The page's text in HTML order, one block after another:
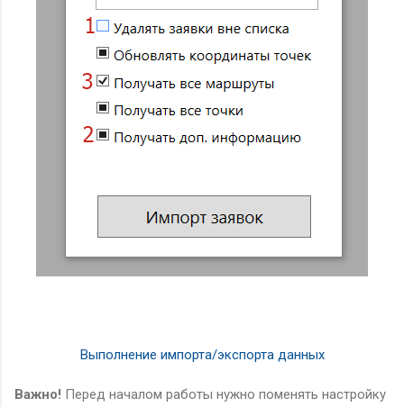
Выполнение импорта/экспорта данных
Важно! Перед началом работы нужно поменять настройку